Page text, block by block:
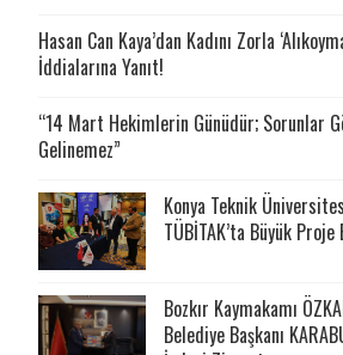
Hasan Can Kaya’dan Kadını Zorla
İddialarına Yanıt!
“14 Mart Hekimlerin Günüdür; Sorunlar
Gelinemez”
Konya Teknik
TÜBİTAK’ta Büyük Proje
Bozkır Kaymakamı
Belediye Başkanı